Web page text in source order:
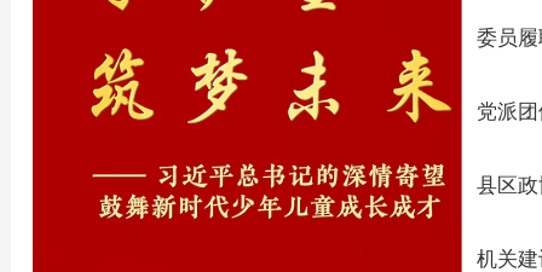
委员履
党派
县区政
机关建